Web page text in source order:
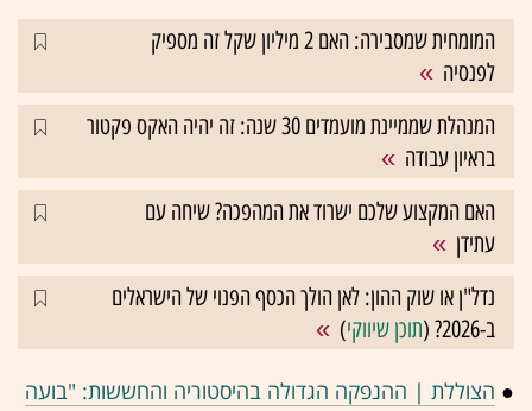
המומחית שמסבירה: האם 2 מיליון שקל זה מספיק
לפנסיה
המנהלת שממיינת מועמדים 30 שנה: זה יהיה האקס פקטור
בראיון עבודה
האם המקצוע שלכם ישרוד את המהפכה? שיחה עם
עתידן
נדל"ן או שוק ההון: לאן הולך הכסף הפנוי של הישראלים
ב-2026? (
תוכן שיווקי)
● הצוללת | ההנפקה הגדולה בהיסטוריה והחששות: "בועה